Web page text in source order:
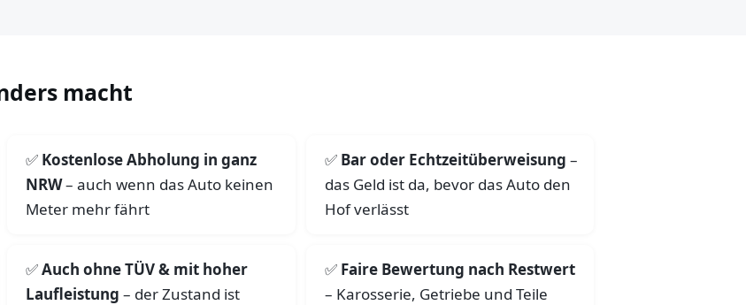
macht
Kostenlose Abholung in ganz
NRW– auch wenn das Auto keinen
Meter mehr fährt
Bar oder Echtzeitüberweisung –
das Geld ist da, bevor das Auto den
Hof verlässt
Auch ohne TÜV & mit hoher
Laufleistung – der Zustand ist
Faire Bewertung nach Restwert
– Karosserie, Getriebe und Teile